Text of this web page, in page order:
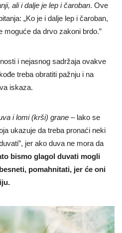
ali i dalje je lep i čaroban. Ove
„Ko je i dalje lep i čaroban,
moguće da drvo zakoni brdo.”
i nejasnog sadržaja ovakve
treba obratiti pažnju i na
iskaza.
i lomi (krši) grane – lako se
ukazuje da treba pronaći neki
jer ako duva ne mora da
bismo glagol duvati mogli
pomahnitati, jer će oni